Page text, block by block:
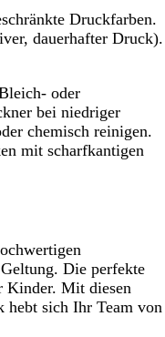
Druckfarben.
dauerhafter Druck).
oder
bei niedriger
chemisch reinigen.
mit scharfkantigen
Die perfekte
Kinder. Mit diesen
hebt sich Ihr Team von